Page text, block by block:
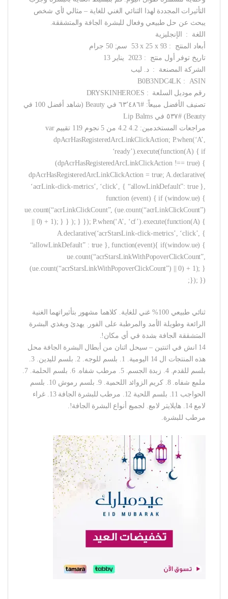
التأثيرات المجددة لهذا الثنائي الغني للغاية – مثالي لأي شخص
يبحث عن حل طبيعي وفعال للبشرة الجافة والمتشققة.
اللغة ‏ : ‎ الإنجليزية
أبعاد المنتج ‏ : ‎ 53 x 25 x 93 سم; 50 جرام
تاريخ توفر أول منتج ‏ : ‎ 2023 يناير 13
الشركة المصنعة ‏ : ‎ د. ليب
ASIN ‏ : ‎ B0B3NDC4LK
رقم موديل السلعة ‏ : ‎ DRYSKINHEROES
تصنيف الأفضل مبيعاً: #٦٣٬٤٨٦ في Beauty (شاهد أفضل 100 في
Beauty) #٥٣٧ في Lip Balms
مراجعات المستخدمين: 4.2 4.2 من 5 نجوم 119 تقييم var
dpAcrHasRegisteredArcLinkClickAction; P.when(‘A’,
‘ready’).execute(function(A) { if
(dpAcrHasRegisteredArcLinkClickAction !== true) {
dpAcrHasRegisteredArcLinkClickAction = true; A.declarative(
‘acrLink-click-metrics’, ‘click’, { “allowLinkDefault”: true },
function (event) { if (window.ue) {
ue.count(“acrLinkClickCount”, (ue.count(“acrLinkClickCount”)
|| 0) + 1); } } ); } }); P.when(‘A’, ‘cf’).execute(function(A) {
A.declarative(‘acrStarsLink-click-metrics’, ‘click’, {
“allowLinkDefault” : true }, function(event){ if(window.ue) {
ue.count(“acrStarsLinkWithPopoverClickCount”,
(ue.count(“acrStarsLinkWithPopoverClickCount”) || 0) + 1); }
}); });
ثنائي طبيعي 100% غني للغاية. كلاهما مشهور بتأثيراتهما الغنية
الرائعة وطويلة الأمد والمرطبة على الفور. يهدئ ويغذي البشرة
المتشققة الجافة بشدة في أي مكان!.
14 انش في اثنتين – سيحل اثنان من أبطال البشرة الجافة محل
هذه المنتجات ال 14 اليومية. 1. بلسم للوجه. 2. بلسم لليدين. 3.
بلسم للقدم. 4. زبدة الجسم. 5. مرطب شفاه. 6. بلسم الحلمة. 7.
ملمع شفاه. 8. كريم الزوائد اللحمية. 9. بلسم رموش 10. بلسم
الحواجب 11. بلسم اللحية 12. مرطب للبشرة الجافة 13. غراء
لامع 14. هايلايتر لامع. لجميع أنواع البشرة الجافة!.
مرطب للبشرة.